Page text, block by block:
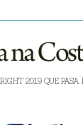
2019 QUE